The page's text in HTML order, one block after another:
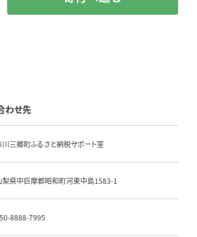
わせ先
川三郷町ふるさと納税サポート室
梨県中巨摩郡昭和町河東中島1583-1
8888-7995